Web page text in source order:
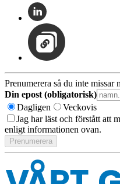
Prenumerera så du inte missar
Din epost (obligatorisk)
Dagligen
Veckovis
Jag har läst och förstått att
enligt informationen ovan.